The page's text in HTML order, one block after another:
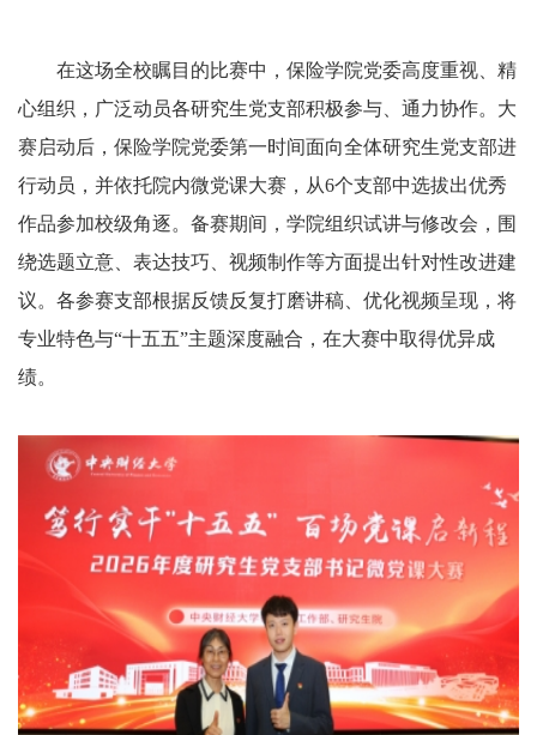
在这场全校瞩目的比赛中，保险学院党委高度重视、精
心组织，广泛动员各研究生党支部积极参与、通力协作。大
赛启动后，保险学院党委第一时间面向全体研究生党支部进
行动员，并依托院内微党课大赛，从6个支部中选拔出优秀
作品参加校级角逐。备赛期间，学院组织试讲与修改会，围
绕选题立意、表达技巧、视频制作等方面提出针对性改进建
议。各参赛支部根据反馈反复打磨讲稿、优化视频呈现，将
专业特色与“十五五”主题深度融合，在大赛中取得优异成
绩。